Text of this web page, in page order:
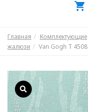
Главная Комплектующие
жалюзи
Van Gogh T 4508